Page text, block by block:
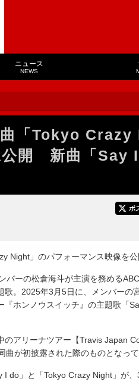
ニュース
NEWS
「Tokyo Crazy
公開 新曲「Say
ポ
Night」のパフォーマンス映像を公
ーの松倉海斗が主演を務める
歌。2025年3月5日に、メンバーの
ホンノウスイッチ』の主題歌「
アリーナツアー【Travis Japan
が初披露された際のものとなって
do」と「Tokyo Crazy Night」が